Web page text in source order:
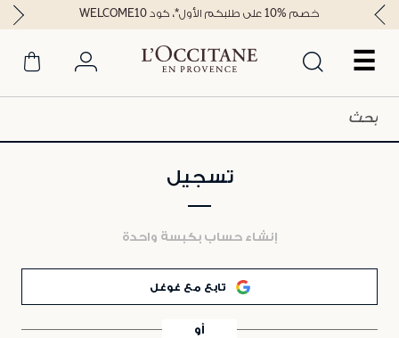
☰
خصم %10 على طلبكم الأول*، كود WELCOME10
تسجيل
إنشاء حساب بكبسة واحدة
تابع مع غوغل
أو